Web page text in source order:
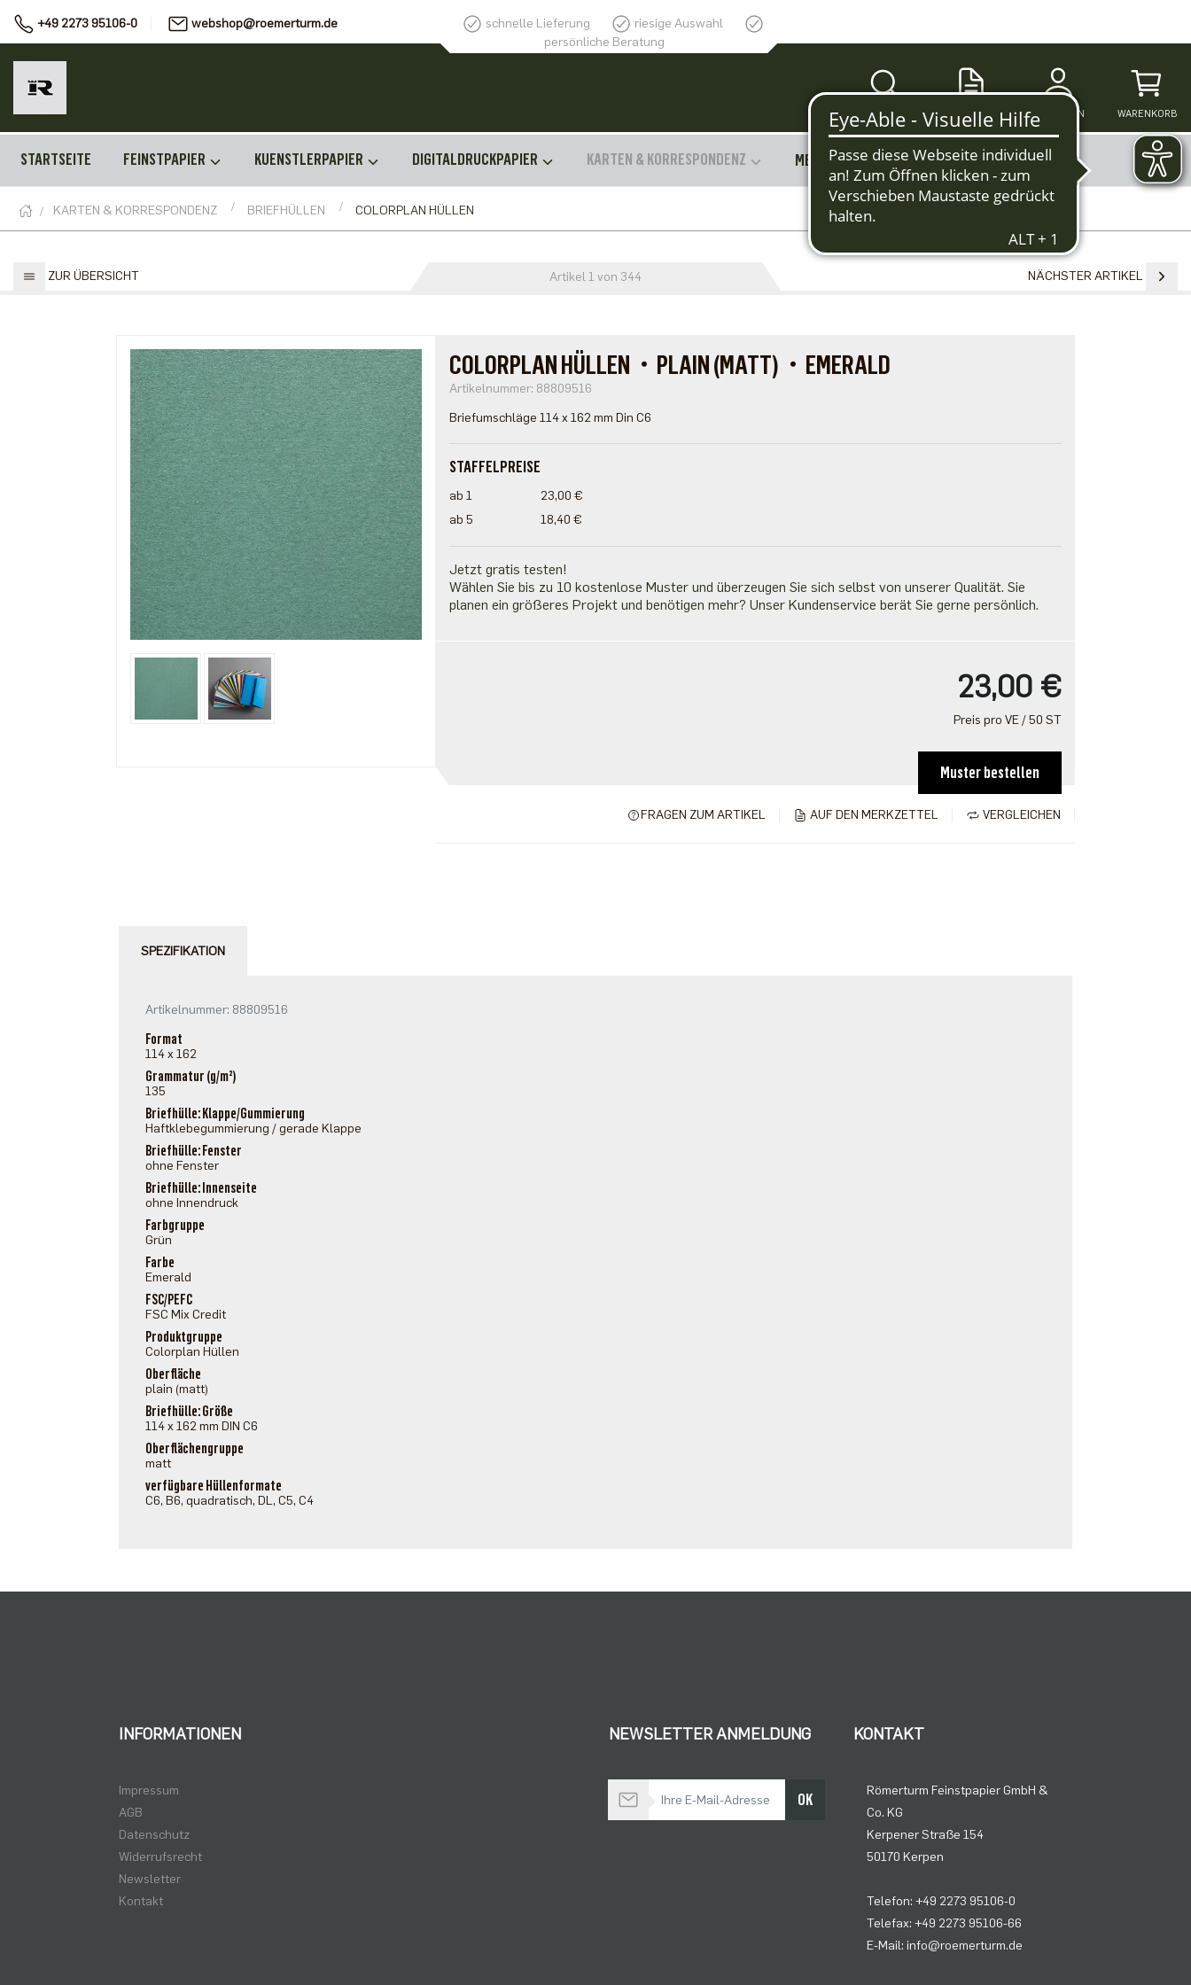
+49 2273 95106-0 webshop@roemerturm.de schnelle Lieferung
riesige Auswahl
persönliche Beratung
SUCHE MERKZETTEL ANMELDEN WARENKORB
STARTSEITE FEINSTPAPIER KUENSTLERPAPIER DIGITALDRUCKPAPIER KARTEN & KORRESPONDENZ MEHR
KARTEN & KORRESPONDENZ BRIEFHÜLLEN COLORPLAN HÜLLEN
ZUR ÜBERSICHT Artikel 1 von 344 NÄCHSTER ARTIKEL
COLORPLAN HÜLLEN・PLAIN (MATT)・EMERALD
Artikelnummer: 88809516
Briefumschläge 114 x 162 mm Din C6
STAFFELPREISE
ab 1
23,00 €
ab 5
18,40 €
Jetzt gratis testen!
Wählen Sie bis zu 10 kostenlose Muster und überzeugen Sie sich selbst von unserer Qualität. Sie
planen ein größeres Projekt und benötigen mehr? Unser Kundenservice berät Sie gerne persönlich.
23,00 €
Preis pro VE / 50 ST
Muster bestellen
VERGLEICHEN
AUF DEN MERKZETTEL
FRAGEN ZUM ARTIKEL
SPEZIFIKATION
Artikelnummer: 88809516
Format
114 x 162
Grammatur (g/m²)
135
Briefhülle: Klappe/Gummierung
Haftklebegummierung / gerade Klappe
Briefhülle: Fenster
ohne Fenster
Briefhülle: Innenseite
ohne Innendruck
Farbgruppe
Grün
Farbe
Emerald
FSC/PEFC
FSC Mix Credit
Produktgruppe
Colorplan Hüllen
Oberfläche
plain (matt)
Briefhülle: Größe
114 x 162 mm DIN C6
Oberflächengruppe
matt
verfügbare Hüllenformate
C6, B6, quadratisch, DL, C5, C4
INFORMATIONEN
Impressum
AGB
Datenschutz
Widerrufsrecht
Newsletter
Kontakt
NEWSLETTER ANMELDUNG
Bleiben Sie auf dem Laufenden OK
KONTAKT
Römerturm Feinstpapier GmbH &
Co. KG
Kerpener Straße 154
50170 Kerpen
Telefon: +49 2273 95106-0
Telefax: +49 2273 95106-66
E-Mail: info@roemerturm.de